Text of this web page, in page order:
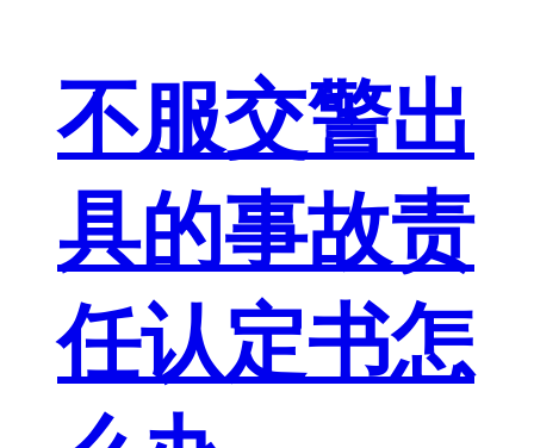
不服交警出
具的事故责
任认定书怎